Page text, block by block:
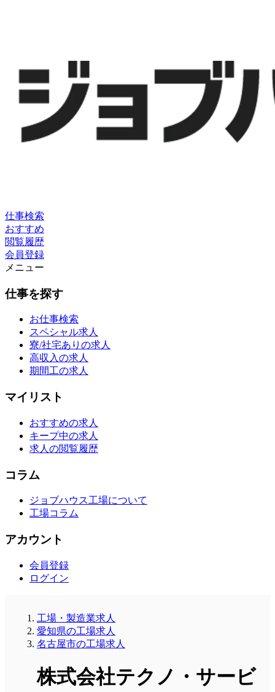
仕事検索
おすすめ
閲覧履歴
会員登録
メニュー
仕事を探す
お仕事検索
スペシャル求人
寮/社宅ありの求人
高収入の求人
期間工の求人
マイリスト
おすすめの求人
キープ中の求人
求人の閲覧履歴
コラム
ジョブハウス工場について
工場コラム
アカウント
会員登録
ログイン
工場・製造業求人
愛知県の工場求人
名古屋市の工場求人
株式会社テクノ・サービ